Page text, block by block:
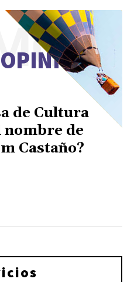
de Cultura
nombre de
Castaño?